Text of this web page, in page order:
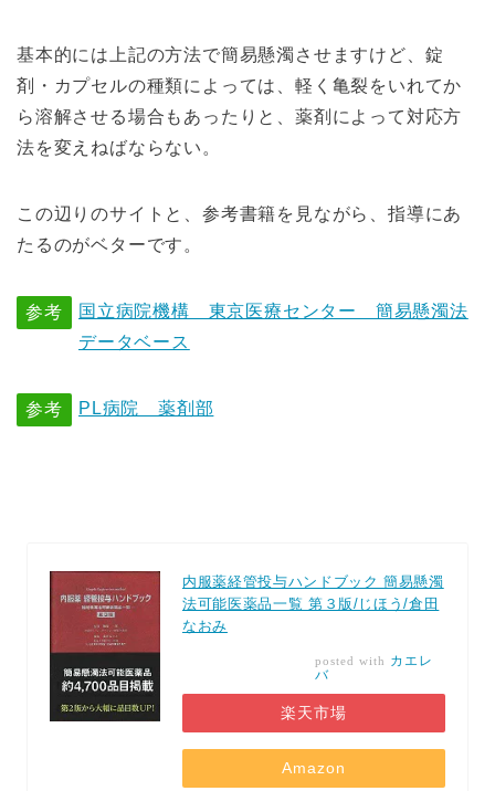
基本的には上記の方法で簡易懸濁させますけど、錠
剤・カプセルの種類によっては、軽く亀裂をいれてか
ら溶解させる場合もあったりと、薬剤によって対応方
法を変えねばならない。
この辺りのサイトと、参考書籍を見ながら、指導にあ
たるのがベターです。
参考
国立病院機構 東京医療センター 簡易懸濁法
データベース
参考 PL病院 薬剤部
内服薬経管投与ハンドブック 簡易懸濁
法可能医薬品一覧 第３版/じほう/倉田
なおみ
posted with カエレ
バ
楽天市場
Amazon